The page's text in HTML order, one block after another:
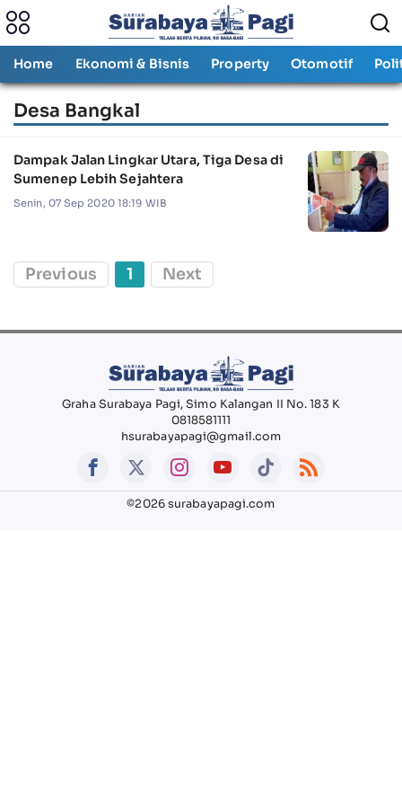
Home Ekonomi & Bisnis Property Otomotif
Desa Bangkal
Dampak Jalan Lingkar Utara, Tiga Desa di
Sumenep Lebih Sejahtera
Senin, 07 Sep 2020 18:19 WIB
Previous 1 Next
Graha Surabaya Pagi, Simo Kalangan II No. 183 K
0818581111
hsurabayapagi@gmail.com
©2026 surabayapagi.com